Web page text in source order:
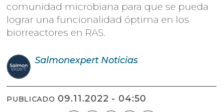
comunidad microbiana para que se pueda
lograr una funcionalidad óptima en los
biorreactores en RAS.
Salmonexpert Noticias
PUBLICADO 09.11.2022 - 04:50